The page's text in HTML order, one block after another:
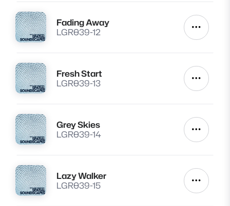
Lire
Fading Away
LGR039-12
Autres
Lire
Fresh Start
LGR039-13
Autres
Lire
Grey Skies
LGR039-14
Autres
Lire
Lazy Walker
LGR039-15
Autres